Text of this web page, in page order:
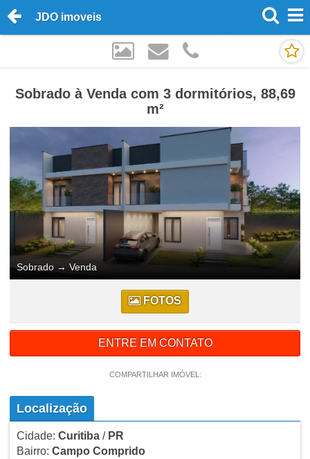
JDO imoveis
Sobrado à Venda com 3 dormitórios, 88,69
m²
Sobrado → Venda
FOTOS
ENTRE EM CONTATO
COMPARTILHAR IMÓVEL:
Localização
Cidade: Curitiba/ PR
Bairro: Campo Comprido